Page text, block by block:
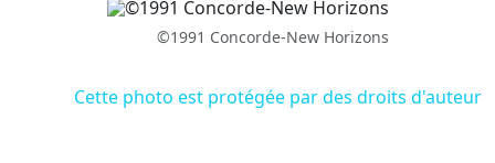
©1991 Concorde-New Horizons
Cette photo est protégée par des droits d'auteur